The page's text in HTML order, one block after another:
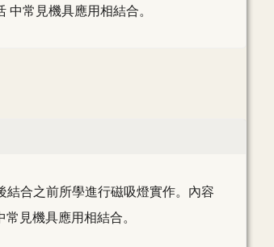
常見機具應用相結合。
合之前所學進行磁吸燈實作。內容
見機具應用相結合。